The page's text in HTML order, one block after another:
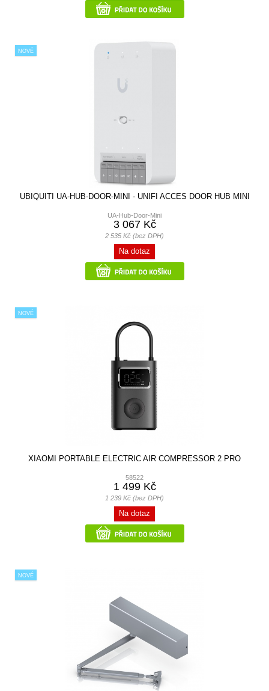
NOVÉ
UBIQUITI UA-HUB-DOOR-MINI - UNIFI ACCES DOOR HUB MINI
UA-Hub-Door-Mini
3 067 Kč
2 535 Kč (bez DPH)
Na dotaz
NOVÉ
XIAOMI PORTABLE ELECTRIC AIR COMPRESSOR 2 PRO
58522
1 499 Kč
1 239 Kč (bez DPH)
Na dotaz
NOVÉ